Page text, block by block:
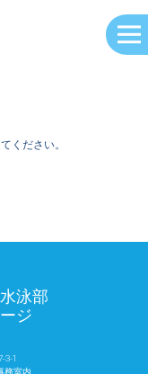
ください。
泳部
ジ
3-1
務室内